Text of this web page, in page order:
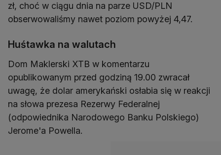
zł, choć w ciągu dnia na parze USD/PLN
obserwowaliśmy nawet poziom powyżej 4,47.
Huśtawka na walutach
Dom Maklerski XTB w komentarzu
opublikowanym przed godziną 19.00 zwracał
uwagę, że dolar amerykański osłabia się w reakcji
na słowa prezesa Rezerwy Federalnej
(odpowiednika Narodowego Banku Polskiego)
Jerome'a Powella.